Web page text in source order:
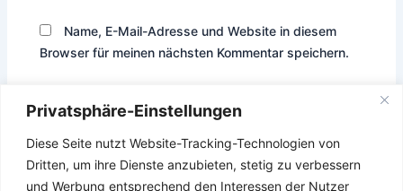
Privatsphäre-Einstellungen
Diese Seite nutzt Website-Tracking-Technologien von
Dritten, um ihre Dienste anzubieten, stetig zu verbessern
und Werbung entsprechend den Interessen der Nutzer
Name, E-Mail-Adresse und Website in diesem
Browser für meinen nächsten Kommentar speichern.
Diese Website verwendet Akismet, um Spam zu reduzieren.
Erfahre, wie deine Kommentardaten verarbeitet werden.